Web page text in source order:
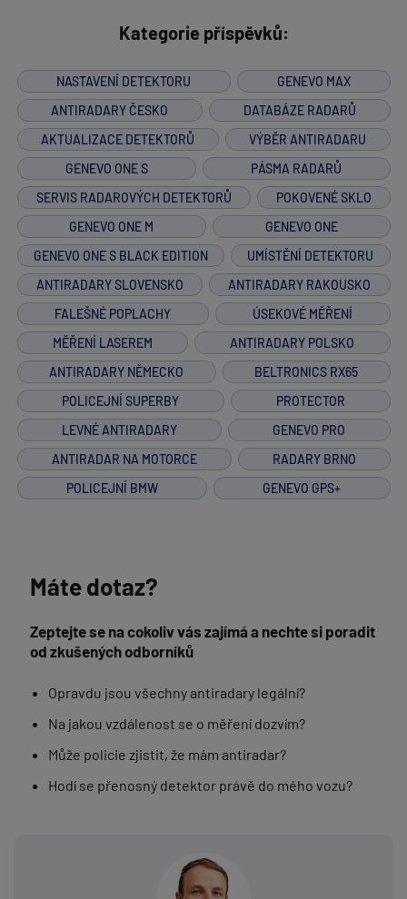
Kategorie příspěvků:
NASTAVENÍ DETEKTORU
GENEVO MAX
ANTIRADARY ČESKO
DATABÁZE RADARŮ
AKTUALIZACE DETEKTORŮ
VÝBĚR ANTIRADARU
GENEVO ONE S
PÁSMA RADARŮ
SERVIS RADAROVÝCH DETEKTORŮ
POKOVENÉ SKLO
GENEVO ONE M
GENEVO ONE
GENEVO ONE S BLACK EDITION
UMÍSTĚNÍ DETEKTORU
ANTIRADARY SLOVENSKO
ANTIRADARY RAKOUSKO
FALEŠNÉ POPLACHY
ÚSEKOVÉ MĚŘENÍ
MĚŘENÍ LASEREM
ANTIRADARY POLSKO
ANTIRADARY NĚMECKO
BELTRONICS RX65
POLICEJNÍ SUPERBY
PROTECTOR
LEVNÉ ANTIRADARY
GENEVO PRO
ANTIRADAR NA MOTORCE
RADARY BRNO
POLICEJNÍ BMW
GENEVO GPS+
Máte dotaz?
Zeptejte se na cokoliv vás zajímá a nechte si poradit
od zkušených odborníků
Opravdu jsou všechny antiradary legální?
Na jakou vzdálenost se o měření dozvím?
Může policie zjistit, že mám antiradar?
Hodí se přenosný detektor právě do mého vozu?